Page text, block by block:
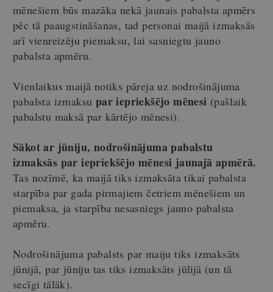
mēnešiem būs mazāka nekā jaunais pabalsta apmērs
pēc tā paaugstināšanas, tad personai maijā izmaksās
arī vienreizēju piemaksu, lai sasniegtu jauno
pabalsta apmēru.
Vienlaikus maijā notiks pāreja uz nodrošinājuma
pabalsta izmaksu par iepriekšējo mēnesi (pašlaik
pabalstu maksā par kārtējo mēnesi).
Sākot ar jūniju, nodrošinājuma pabalstu
izmaksās par iepriekšējo mēnesi jaunajā apmērā.
Tas nozīmē, ka maijā tiks izmaksāta tikai pabalsta
starpība par gada pirmajiem četriem mēnešiem un
piemaksa, ja starpība nesasniegs jauno pabalsta
apmēru.
Nodrošinājuma pabalsts par maiju tiks izmaksāts
jūnijā, par jūniju tas tiks izmaksāts jūlijā (un tā
secīgi tālāk).